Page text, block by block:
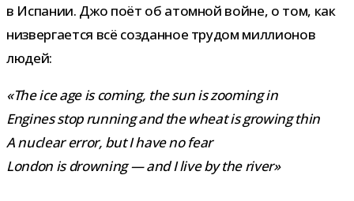
в Испании. Джо поёт об атом­ной войне, о том, как
низ­вер­га­ется всё создан­ное тру­дом мил­ли­о­нов
людей:
«The ice age is coming, the sun is zooming in
Engines stop running and the wheat is growing thin
A nuclear error, but I have no fear
London is drowning — and I live by the river»